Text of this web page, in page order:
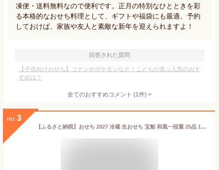
凍便・送料無料なので便利です。正月の特別なひとときを彩
る本格的なおせち料理として、ギフトや福袋にも最適。予約
しておけば、家族や友人と素敵な新年を迎えられますよ！
回答された質問
【子供向けおせち】コナンやポケモンなど！こどもが喜ぶ人気のおす
すめは？
全てのおすすめコメント (1件) >
no. 3
【ふるさと納税】おせち 2027 冷蔵 生おせち 宝船 和風一段重 25品 1人前 玉清屋 盛付済 解凍不要 12/31お届け おせち料理 お節料理 お節 御節 お正月 重箱 縁起物 迎春 年末配送 冷蔵おせち 愛知県 大府市 | ＜玉清屋 生おせち 宝船＞